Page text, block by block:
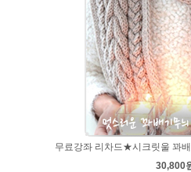
무료강좌 리차드★시크릿울 꽈
30,800